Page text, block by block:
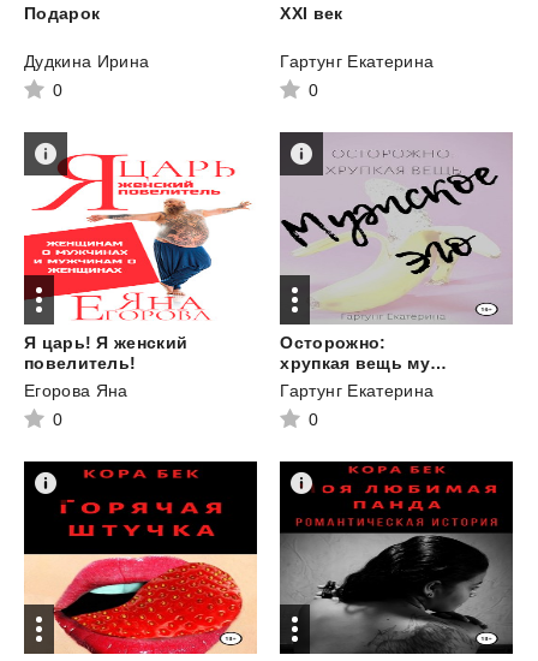
Подарок
Дудкина Ирина
0
XXI век
Гартунг Екатерина
0
Я царь! Я женский
повелитель!
Егорова Яна
0
Осторожно:
хрупкая вещь мужское эго
Гартунг Екатерина
0